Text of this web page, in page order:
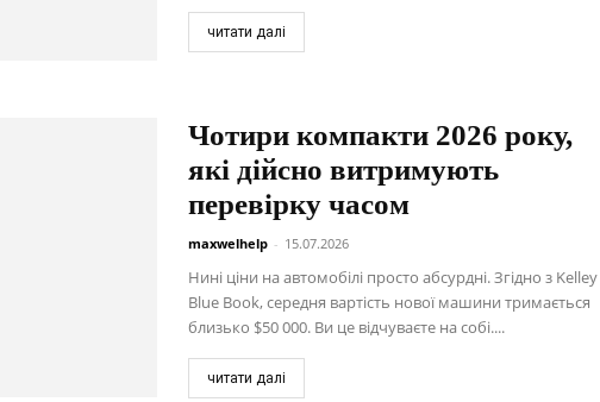
читати далі
Чотири компакти 2026 року,
які дійсно витримують
перевірку часом
maxwelhelp - 15.07.2026
Нині ціни на автомобілі просто абсурдні. Згідно з Kelley
Blue Book, середня вартість нової машини тримається
близько $50 000. Ви це відчуваєте на собі....
читати далі